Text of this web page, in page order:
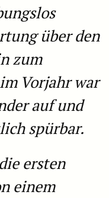
über den
zum
Vorjahr war
auf und
spürbar.
ersten
einem